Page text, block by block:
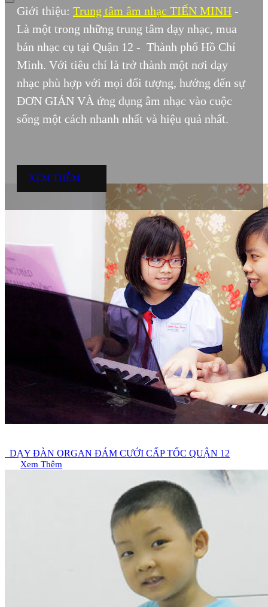
Giới thiệu: Trung tâm âm nhạc TIẾN MINH -
Là một trong những trung tâm dạy nhạc, mua
bán nhạc cụ tại Quận 12 - Thành phố Hồ Chí
Minh. Với tiêu chí là trở thành một nơi dạy
nhạc phù hợp với mọi đối tượng, hướng đến sự
ĐƠN GIẢN VÀ ứng dụng âm nhạc vào cuộc
sống một cách nhanh nhất và hiệu quả nhất.
XEM THÊM
DẠY ĐÀN ORGAN ĐÁM CƯỚI CẤP TỐC QUẬN 12
Xem Thêm